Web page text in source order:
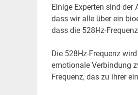
Einige Experten sind der
dass wir alle über ein
dass die 528Hz-
Die 528Hz-Frequenz
emotionale Verbindung
Frequenz, das zu ihrer